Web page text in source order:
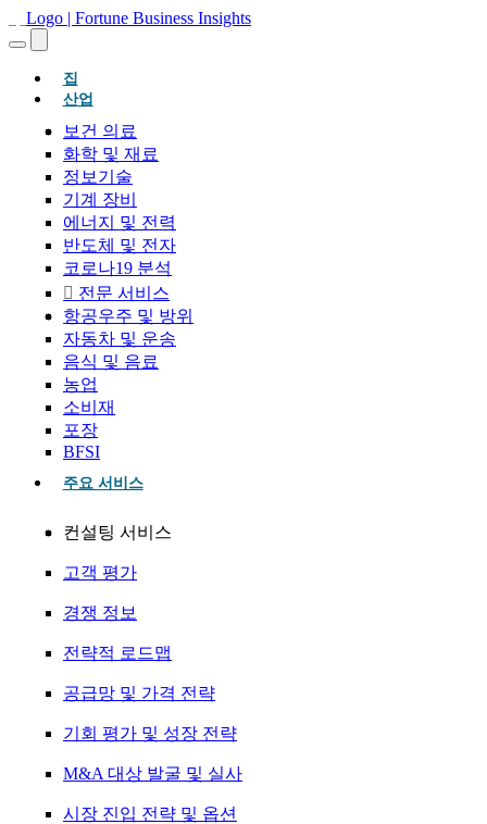
집(현재의)
산업
보건 의료
화학 및 재료
정보기술
기계 장비
에너지 및 전력
반도체 및 전자
코로나19 분석
전문 서비스
항공우주 및 방위
자동차 및 운송
음식 및 음료
농업
소비재
포장
BFSI
주요 서비스
컨설팅 서비스
고객 평가
경쟁 정보
전략적 로드맵
공급망 및 가격 전략
기회 평가 및 성장 전략
M&A 대상 발굴 및 실사
시장 진입 전략 및 옵션